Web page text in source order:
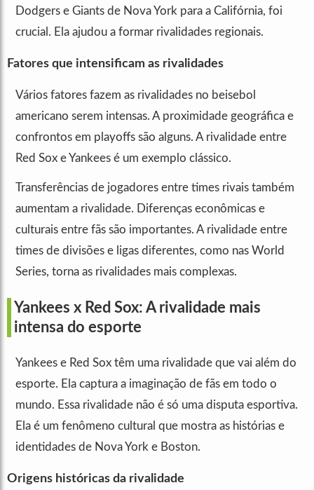
Dodgers e Giants de Nova York para a Califórnia, foi
crucial. Ela ajudou a formar rivalidades regionais.
Fatores que intensificam as rivalidades
Vários fatores fazem as rivalidades no beisebol
americano serem intensas. A proximidade geográfica e
confrontos em playoffs são alguns. A rivalidade entre
Red Sox e Yankees é um exemplo clássico.
Transferências de jogadores entre times rivais também
aumentam a rivalidade. Diferenças econômicas e
culturais entre fãs são importantes. A rivalidade entre
times de divisões e ligas diferentes, como nas World
Series, torna as rivalidades mais complexas.
Yankees x Red Sox: A rivalidade mais
intensa do esporte
Yankees e Red Sox têm uma rivalidade que vai além do
esporte. Ela captura a imaginação de fãs em todo o
mundo. Essa rivalidade não é só uma disputa esportiva.
Ela é um fenômeno cultural que mostra as histórias e
identidades de Nova York e Boston.
Origens históricas da rivalidade